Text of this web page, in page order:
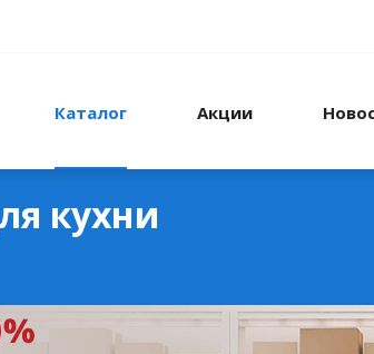
Каталог Акции
кухни